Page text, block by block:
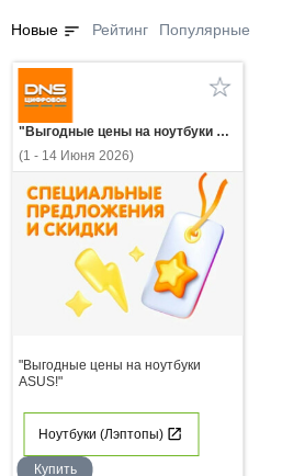
Новые sort Рейтинг Популярные
"Выгодные цены на ноутбуки ASUS!"
(1 - 14 Июня 2026)
"Выгодные цены на ноутбуки
ASUS!"
Ноутбуки (Лэптопы)
Купить